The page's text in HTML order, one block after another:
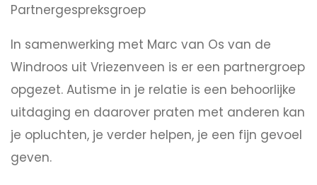
Partnergespreksgroep
In samenwerking met Marc van Os van de
Windroos uit Vriezenveen is er een partnergroep
opgezet. Autisme in je relatie is een behoorlijke
uitdaging en daarover praten met anderen kan
je opluchten, je verder helpen, je een fijn gevoel
geven.